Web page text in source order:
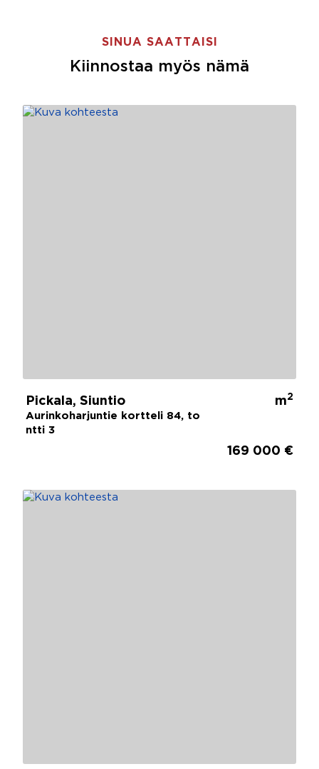
SINUA SAATTAISI
Kiinnostaa myös nämä
Pickala, Siuntio
Aurinkoharjuntie kortteli 84, to
ntti 3
m2
169 000 €